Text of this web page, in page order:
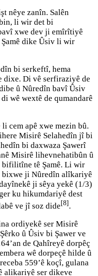
nêye zanîn. Salên
li wir det bi
xwe dev ji emîrîtiyê
dike Ûsiv li wir
bi serkeftî, hema
dixe. Di vê serfiraziyê de
û Nûredîn bavî Ûsiv
wê wextê de qumandarê
cem apê xwe mezin bû.
Misirê Selahedîn jî bi
bi daxwaza Şawerî
Misirê lihevnehatibûn û
bifilitîne tê Şamê. Li wir
bixwe ji Nûredîn alîkariyê
ji sêya yekê (1/3)
ku hikumdariyê dest
ve jî soz dide[8].
ordiyekê ser Misirê
û Ûsiv bi Şawer ve
de Qahîreyê dorpêç
wê dorpeçê hilde û
559’ê koçî, gulana
alikariyê ser dikeve